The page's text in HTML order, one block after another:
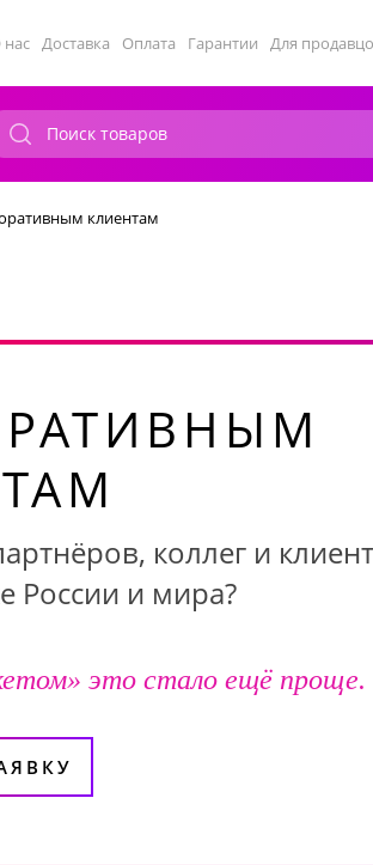
нас Доставка Оплата Гарантии Для
клиентам
коллег и
России и мира?
это стало ещё проще.